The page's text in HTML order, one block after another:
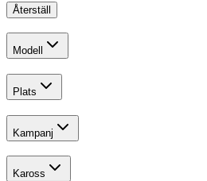
Återställ
Modell
Plats
Kampanj
Kaross